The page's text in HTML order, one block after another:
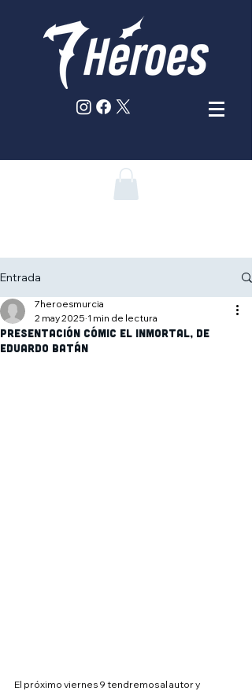
Entrada
Presentación cómic El Inmortal, de
Eduardo Batán
7heroesmurcia
2 may 2025 1 min de lectura
El próximo viernes 9 tendremos al autor y